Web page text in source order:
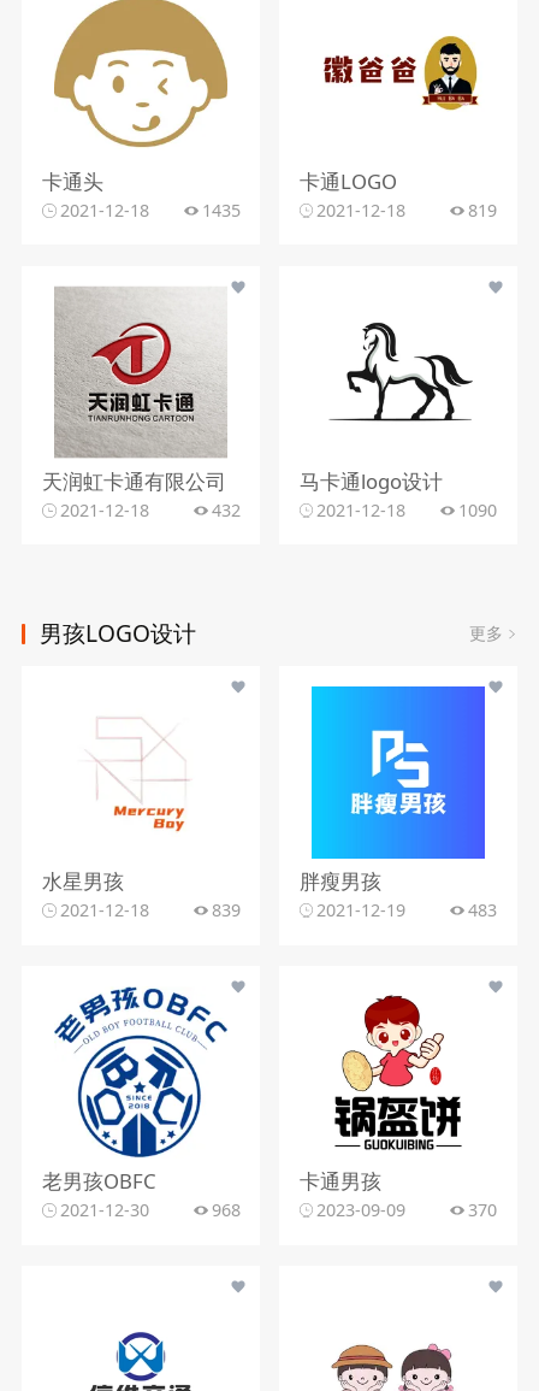
卡通头
2021-12-18 1435
卡通LOGO
2021-12-18 819
天润虹卡通有限公司
2021-12-18 432
马卡通logo设计
2021-12-18 1090
男孩LOGO设计 更多
水星男孩
2021-12-18 839
胖瘦男孩
2021-12-19 483
老男孩OBFC
2021-12-30 968
卡通男孩
2023-09-09 370